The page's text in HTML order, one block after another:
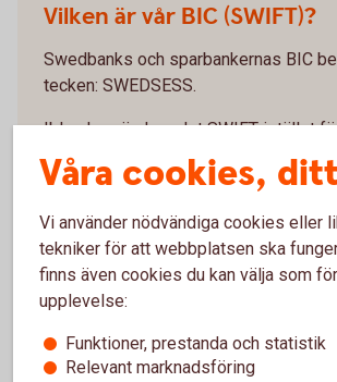
Vilken är vår BIC (SWIFT)?
Swedbanks och sparbankernas BIC
tecken: SWEDSESS.
Ibland används ordet SWIFT istället
inte obligatoriskt för SEPA-betalningar
europeiska gireringsstandarden) vilka
gemensamma eurobetalningsområdet.
Våra cookies,
Vi använder nödvändiga cookies eller
tekniker för att webbplatsen ska
finns även cookies du kan välja som
upplevelse:
Funktioner, prestanda och statistik
Relevant marknadsföring